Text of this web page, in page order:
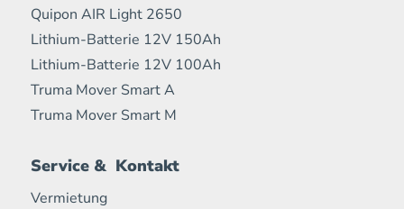
Quipon AIR Light 2650
Lithium-Batterie 12V 150Ah
Lithium-Batterie 12V 100Ah
Truma Mover Smart A
Truma Mover Smart M
Service & Kontakt
Vermietung